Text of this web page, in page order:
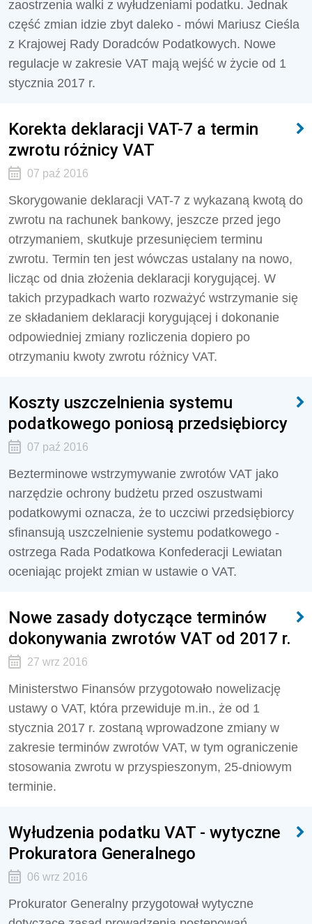
zaostrzenia walki z wyłudzeniami podatku. Jednak
część zmian idzie zbyt daleko - mówi Mariusz Cieśla
z Krajowej Rady Doradców Podatkowych. Nowe
regulacje w zakresie VAT mają wejść w życie od 1
stycznia 2017 r.
Korekta deklaracji VAT-7 a termin
zwrotu różnicy VAT
07 paź 2016
Skorygowanie deklaracji VAT-7 z wykazaną kwotą do
zwrotu na rachunek bankowy, jeszcze przed jego
otrzymaniem, skutkuje przesunięciem terminu
zwrotu. Termin ten jest wówczas ustalany na nowo,
licząc od dnia złożenia deklaracji korygującej. W
takich przypadkach warto rozważyć wstrzymanie się
ze składaniem deklaracji korygującej i dokonanie
odpowiedniej zmiany rozliczenia dopiero po
otrzymaniu kwoty zwrotu różnicy VAT.
Koszty uszczelnienia systemu
podatkowego poniosą przedsiębiorcy
07 paź 2016
Bezterminowe wstrzymywanie zwrotów VAT jako
narzędzie ochrony budżetu przed oszustwami
podatkowymi oznacza, że to uczciwi przedsiębiorcy
sfinansują uszczelnienie systemu podatkowego -
ostrzega Rada Podatkowa Konfederacji Lewiatan
oceniając projekt zmian w ustawie o VAT.
Nowe zasady dotyczące terminów
dokonywania zwrotów VAT od 2017 r.
27 wrz 2016
Ministerstwo Finansów przygotowało nowelizację
ustawy o VAT, która przewiduje m.in., że od 1
stycznia 2017 r. zostaną wprowadzone zmiany w
zakresie terminów zwrotów VAT, w tym ograniczenie
stosowania zwrotu w przyspieszonym, 25-dniowym
terminie.
Wyłudzenia podatku VAT - wytyczne
Prokuratora Generalnego
06 wrz 2016
Prokurator Generalny przygotował wytyczne